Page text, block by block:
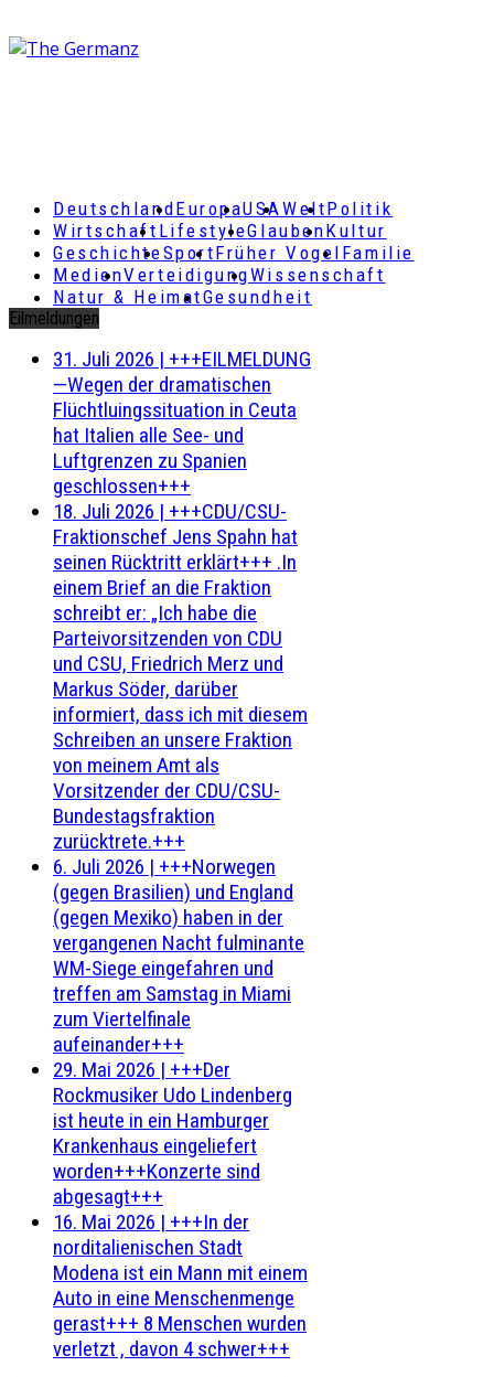
DeutschlandEuropaUSAWeltPolitik
Wirtschaft LifestyleGlaubenKultur
GeschichteSportFrüher Vogel Familie
MedienVerteidigungWissenschaft
Natur & HeimatGesundheit
Eilmeldungen
31. Juli 2026 | +++EILMELDUNG
—Wegen der dramatischen
Flüchtluingssituation in Ceuta
hat Italien alle See- und
Luftgrenzen zu Spanien
geschlossen+++
18. Juli 2026 | +++CDU/CSU-
Fraktionschef Jens Spahn hat
seinen Rücktritt erklärt+++ .In
einem Brief an die Fraktion
schreibt er: „Ich habe die
Parteivorsitzenden von CDU
und CSU, Friedrich Merz und
Markus Söder, darüber
informiert, dass ich mit diesem
Schreiben an unsere Fraktion
von meinem Amt als
Vorsitzender der CDU/CSU-
Bundestagsfraktion
zurücktrete.+++
6. Juli 2026 | +++Norwegen
(gegen Brasilien) und England
(gegen Mexiko) haben in der
vergangenen Nacht fulminante
WM-Siege eingefahren und
treffen am Samstag in Miami
zum Viertelfinale
aufeinander+++
29. Mai 2026 | +++Der
Rockmusiker Udo Lindenberg
ist heute in ein Hamburger
Krankenhaus eingeliefert
worden+++Konzerte sind
abgesagt+++
16. Mai 2026 | +++In der
norditalienischen Stadt
Modena ist ein Mann mit einem
Auto in eine Menschenmenge
gerast+++ 8 Menschen wurden
verletzt , davon 4 schwer+++